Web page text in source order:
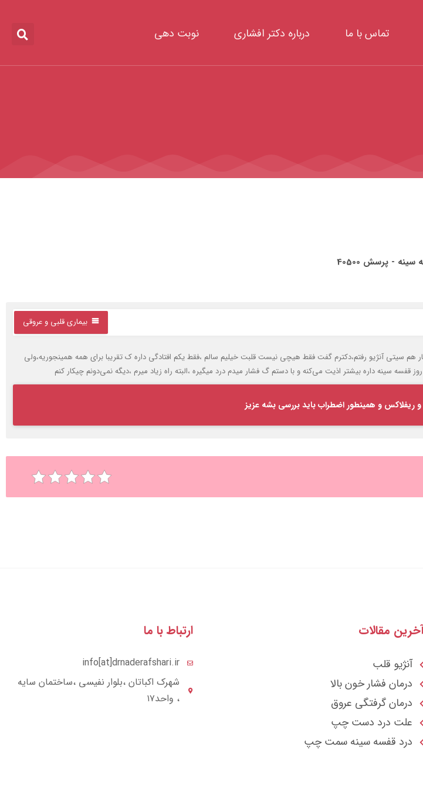
تماس با ما درباره دکتر افشاری نوبت دهی
- پرسش 40500
بیماری قلبی و عروقی
سیتی آنژیو رفتم،دکترم گفت فقط هیچی نیست قلبت خیلیم سالم ،فقط یکم افتادگی داره ک تقریبا برای همه همینجوریه،ولی
سینه داره بیشتر اذیت می‌کنه و با دستم گ فشار میدم درد میگیره ،البته راه زیاد میرم ،دیگه نمی‌دونم چیکار کنم
ریفلاکس و همینطور اضطراب باید بررسی بشه عزیز
مقالات
آنژیو قلب
درمان فشار خون بالا
درمان گرفتگی عروق
علت درد دست چپ
درد قفسه سينه سمت چپ
ارتباط با ما
info[at]drnaderafshari.ir
شهرک اکباتان ،بلوار نفیسی ،ساختمان سایه
، واحد۱۷